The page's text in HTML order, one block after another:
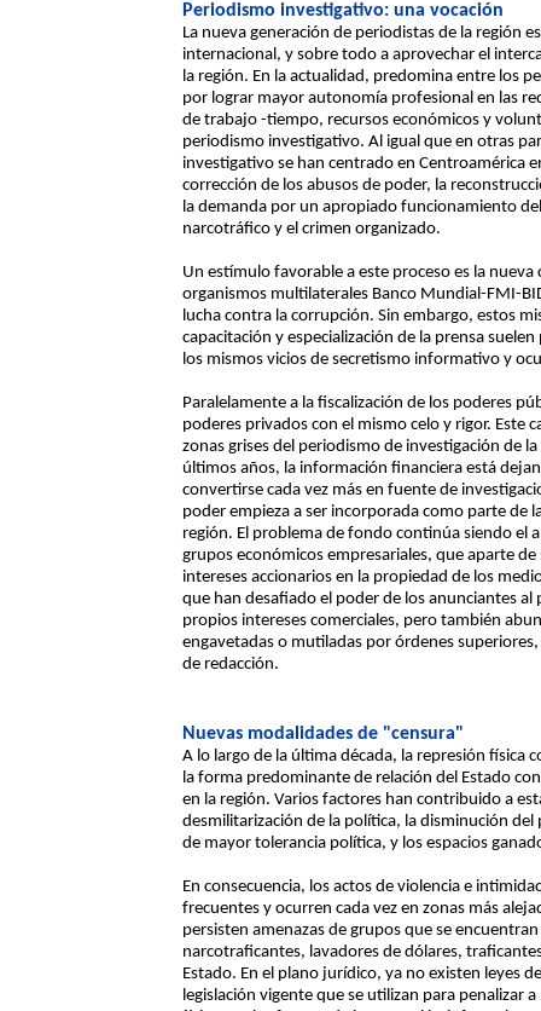
Periodismo investigativo: una vocación
La nueva generación de periodistas de la región
internacional, y sobre todo a aprovechar el
la región. En la actualidad, predomina entre los
por lograr mayor autonomía profesional en las
de trabajo -tiempo, recursos económicos y
periodismo investigativo. Al igual que en otras
investigativo se han centrado en Centroamérica
corrección de los abusos de poder, la
la demanda por un apropiado funcionamiento
narcotráfico y el crimen organizado.
Un estímulo favorable a este proceso es la
organismos multilaterales Banco Mundial-FMI-
lucha contra la corrupción. Sin embargo, estos
capacitación y especialización de la prensa
los mismos vicios de secretismo informativo y
Paralelamente a la fiscalización de los poderes
poderes privados con el mismo celo y rigor. Este
zonas grises del periodismo de investigación de
últimos años, la información financiera está
convertirse cada vez más en fuente de
poder empieza a ser incorporada como parte de
región. El problema de fondo continúa siendo el
grupos económicos empresariales, que aparte
intereses accionarios en la propiedad de los
que han desafiado el poder de los anunciantes
propios intereses comerciales, pero también
engavetadas o mutiladas por órdenes
de redacción.
Nuevas modalidades de "censura"
A lo largo de la última década, la represión física
la forma predominante de relación del Estado
en la región. Varios factores han contribuido a
desmilitarización de la política, la disminución
de mayor tolerancia política, y los espacios
En consecuencia, los actos de violencia e
frecuentes y ocurren cada vez en zonas más
persisten amenazas de grupos que se
narcotraficantes, lavadores de dólares,
Estado. En el plano jurídico, ya no existen leyes
legislación vigente que se utilizan para penalizar